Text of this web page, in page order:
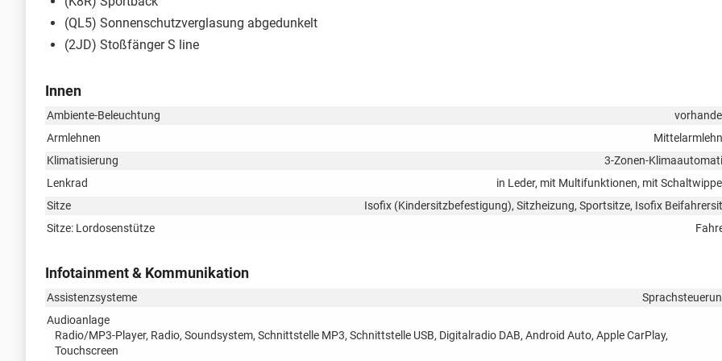
(QL5) Sonnenschutzverglasung abgedunkelt
(2JD) Stoßfänger S line
Innen
Ambiente-Beleuchtung
Armlehnen
Klimatisierung
3-Zonen-
Lenkrad
in Leder, mit Multifunktionen, mit
Sitze
Isofix (Kindersitzbefestigung), Sitzheizung, Sportsitze, Isofix
Sitze: Lordosenstütze
Infotainment & Kommunikation
Assistenzsysteme
Audioanlage
Radio/MP3-Player, Radio, Soundsystem, Schnittstelle MP3, Schnittstelle USB, Digitalradio DAB, Android Auto, Apple CarPlay,
Touchscreen